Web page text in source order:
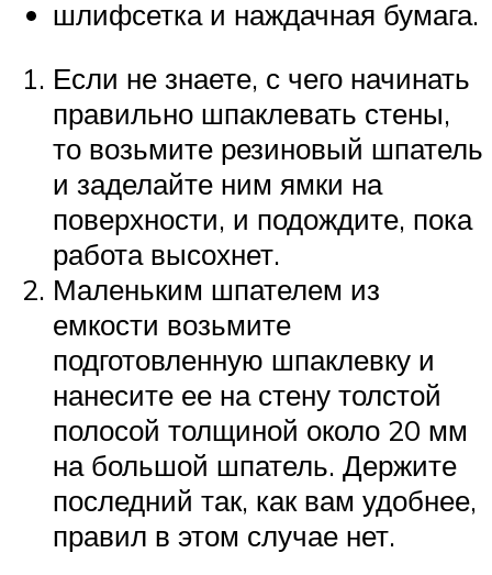
шлифсетка и наждачная бумага.
Если не знаете, с чего начинать
правильно шпаклевать стены,
то возьмите резиновый шпатель
и заделайте ним ямки на
поверхности, и подождите, пока
работа высохнет.
Маленьким шпателем из
емкости возьмите
подготовленную шпаклевку и
нанесите ее на стену толстой
полосой толщиной около 20 мм
на большой шпатель. Держите
последний так, как вам удобнее,
правил в этом случае нет.